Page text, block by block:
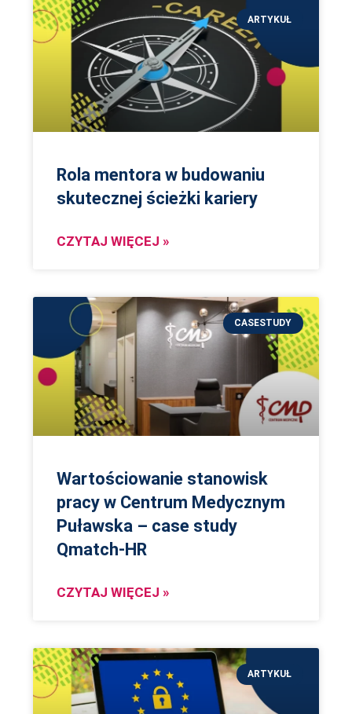
ARTYKUŁ
Rola mentora w budowaniu
skutecznej ścieżki kariery
CZYTAJ WIĘCEJ »
CASESTUDY
Wartościowanie stanowisk
pracy w Centrum Medycznym
Puławska – case study
Qmatch-HR
CZYTAJ WIĘCEJ »
ARTYKUŁ